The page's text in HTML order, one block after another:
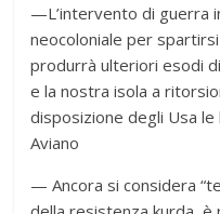
—L’intervento di guerra
neocoloniale per
produrrà ulteriori esodi
e la nostra isola a
disposizione degli Usa le
Aviano
— Ancora si considera